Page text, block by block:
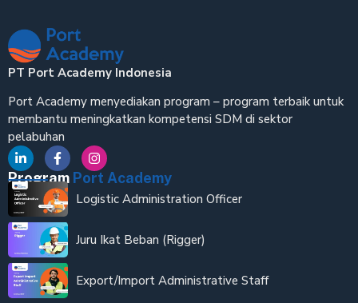
PT Port Academy Indonesia
Port Academy menyediakan program – program terbaik untuk
membantu meningkatkan kompetensi SDM di sektor
pelabuhan
Program Port Academy
Logistic Administration Officer
Juru Ikat Beban (Rigger)
Export/Import Administrative Staff